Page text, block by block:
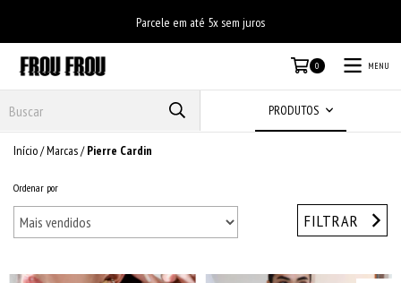
Parcele em até 5x sem juros
0 MENU
PRODUTOS
Início/Marcas/ Pierre Cardin
Ordenar por
FILTRAR